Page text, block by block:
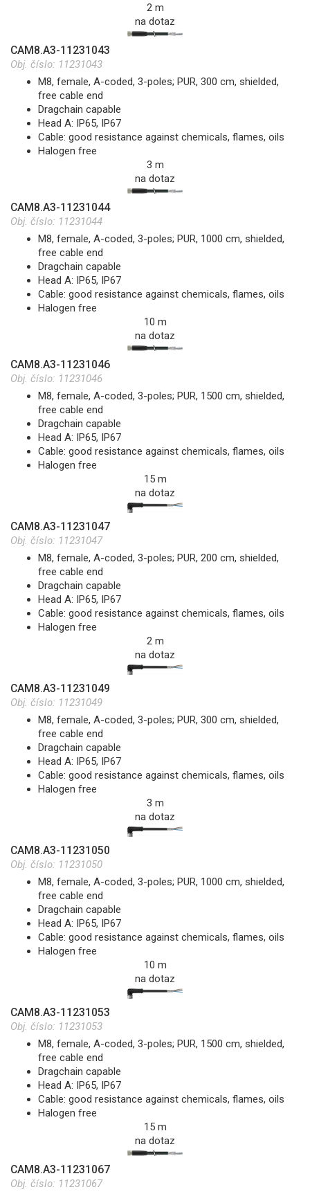
2 m
na dotaz
CAM8.A3-11231043
Obj. číslo: 11231043
M8, female, A-coded, 3-poles; PUR, 300 cm, shielded,
free cable end
Dragchain capable
Head A: IP65, IP67
Cable: good resistance against chemicals, flames, oils
Halogen free
3 m
na dotaz
CAM8.A3-11231044
Obj. číslo: 11231044
M8, female, A-coded, 3-poles; PUR, 1000 cm, shielded,
free cable end
Dragchain capable
Head A: IP65, IP67
Cable: good resistance against chemicals, flames, oils
Halogen free
10 m
na dotaz
CAM8.A3-11231046
Obj. číslo: 11231046
M8, female, A-coded, 3-poles; PUR, 1500 cm, shielded,
free cable end
Dragchain capable
Head A: IP65, IP67
Cable: good resistance against chemicals, flames, oils
Halogen free
15 m
na dotaz
CAM8.A3-11231047
Obj. číslo: 11231047
M8, female, A-coded, 3-poles; PUR, 200 cm, shielded,
free cable end
Dragchain capable
Head A: IP65, IP67
Cable: good resistance against chemicals, flames, oils
Halogen free
2 m
na dotaz
CAM8.A3-11231049
Obj. číslo: 11231049
M8, female, A-coded, 3-poles; PUR, 300 cm, shielded,
free cable end
Dragchain capable
Head A: IP65, IP67
Cable: good resistance against chemicals, flames, oils
Halogen free
3 m
na dotaz
CAM8.A3-11231050
Obj. číslo: 11231050
M8, female, A-coded, 3-poles; PUR, 1000 cm, shielded,
free cable end
Dragchain capable
Head A: IP65, IP67
Cable: good resistance against chemicals, flames, oils
Halogen free
10 m
na dotaz
CAM8.A3-11231053
Obj. číslo: 11231053
M8, female, A-coded, 3-poles; PUR, 1500 cm, shielded,
free cable end
Dragchain capable
Head A: IP65, IP67
Cable: good resistance against chemicals, flames, oils
Halogen free
15 m
na dotaz
CAM8.A3-11231067
Obj. číslo: 11231067